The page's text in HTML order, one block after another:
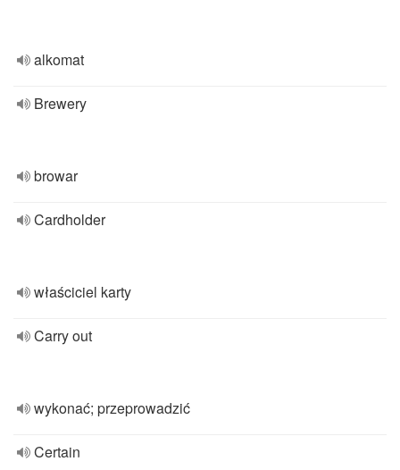
alkomat
Brewery
browar
Cardholder
właściciel karty
Carry out
wykonać; przeprowadzić
Certain